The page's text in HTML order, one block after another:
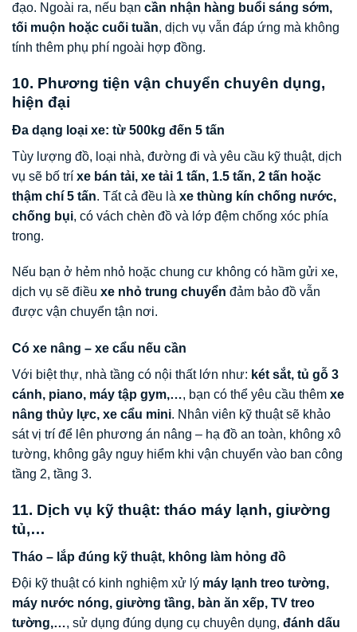
đạo. Ngoài ra, nếu bạn cần nhận hàng buổi sáng sớm,
tối muộn hoặc cuối tuần, dịch vụ vẫn đáp ứng mà không
tính thêm phụ phí ngoài hợp đồng.
10. Phương tiện vận chuyển chuyên dụng,
hiện đại
Đa dạng loại xe: từ 500kg đến 5 tấn
Tùy lượng đồ, loại nhà, đường đi và yêu cầu kỹ thuật, dịch
vụ sẽ bố trí xe bán tải, xe tải 1 tấn, 1.5 tấn, 2 tấn hoặc
thậm chí 5 tấn. Tất cả đều là xe thùng kín chống nước,
chống bụi, có vách chèn đồ và lớp đệm chống xóc phía
trong.
Nếu bạn ở hẻm nhỏ hoặc chung cư không có hầm gửi xe,
dịch vụ sẽ điều xe nhỏ trung chuyển đảm bảo đồ vẫn
được vận chuyển tận nơi.
Có xe nâng – xe cẩu nếu cần
Với biệt thự, nhà tầng có nội thất lớn như: két sắt, tủ gỗ 3
cánh, piano, máy tập gym,…, bạn có thể yêu cầu thêm xe
nâng thủy lực, xe cẩu mini. Nhân viên kỹ thuật sẽ khảo
sát vị trí để lên phương án nâng – hạ đồ an toàn, không xô
tường, không gây nguy hiểm khi vận chuyển vào ban công
tầng 2, tầng 3.
11. Dịch vụ kỹ thuật: tháo máy lạnh, giường
tủ,…
Tháo – lắp đúng kỹ thuật, không làm hỏng đồ
Đội kỹ thuật có kinh nghiệm xử lý máy lạnh treo tường,
máy nước nóng, giường tầng, bàn ăn xếp, TV treo
tường,…, sử dụng đúng dụng cụ chuyên dụng, đánh dấu